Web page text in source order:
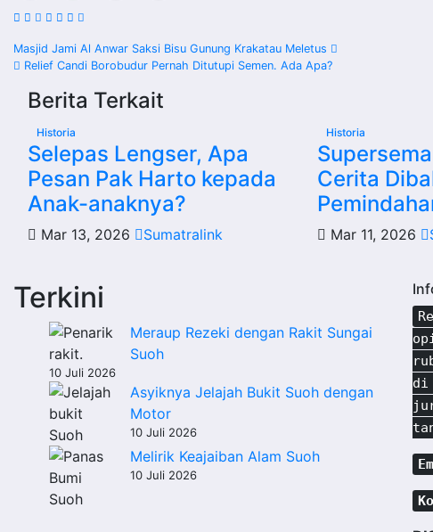
Navigasi
pos
Masjid Jami Al Anwar Saksi Bisu Gunung Krakatau Meletus
Relief Candi Borobudur Pernah Ditutupi Semen. Ada Apa?
Berita Terkait
Historia
Selepas Lengser, Apa
Pesan Pak Harto kepada
Anak-anaknya?
Mar 13, 2026 Sumatralink
Historia
Cerita
Mar 11, 2026
Terkini
Meraup Rezeki dengan Rakit Sungai
Suoh
10 Juli 2026
Asyiknya Jelajah Bukit Suoh dengan
Motor
10 Juli 2026
Melirik Keajaiban Alam Suoh
10 Juli 2026
di